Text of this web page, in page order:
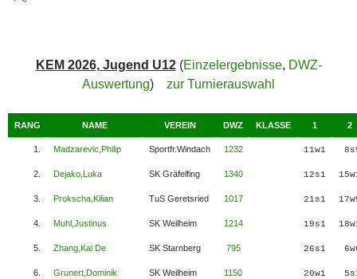
KEM 2026, Jugend U12(Einzelergebnisse, DWZ-
Auswertung) zur Turnierauswahl
RANG NAME VEREIN DWZ KLASSE 1 2
1. Madzarevic,Philip Sportfr.Windach 1232 11w1
2. Dejako,Luka SK Gräfelfing 1340 12s1
3. Prokscha,Kilian TuS Geretsried 1017 21s1
4. Muhl,Justinus SK Weilheim 1214 19s1
5. Zhang,Kai De SK Starnberg 795 26s1
6. Grunert,Dominik SK Weilheim 1150 20w1